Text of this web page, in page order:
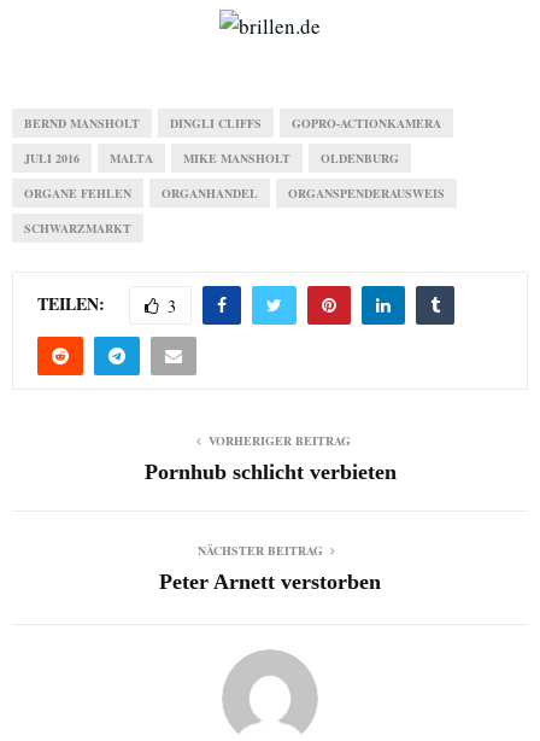
BERND MANSHOLT DINGLI CLIFFS GOPRO-ACTIONKAMERA
JULI 2016 MALTA MIKE MANSHOLT OLDENBURG
ORGANE FEHLEN ORGANHANDEL ORGANSPENDERAUSWEIS
SCHWARZMARKT
TEILEN: 3
VORHERIGER BEITRAG
Pornhub schlicht verbieten
NÄCHSTER BEITRAG
Peter Arnett verstorben